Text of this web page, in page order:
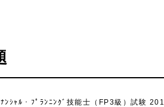
ﾝｼｬﾙ・ﾌﾟﾗﾝﾆﾝｸﾞ技能士（FP3級）試験